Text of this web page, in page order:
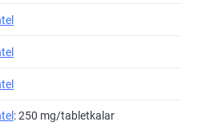
: 250 mg/tabletkalar